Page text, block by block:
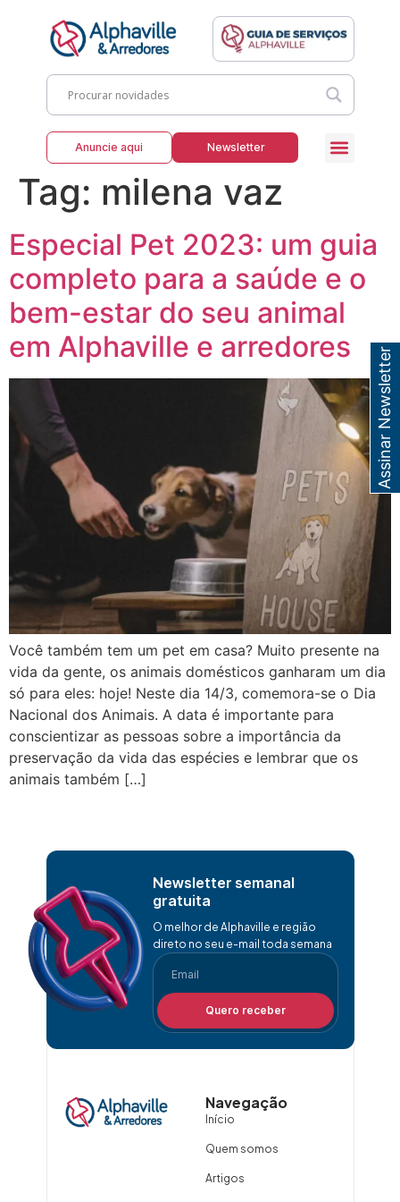
Anuncie aqui Newsletter
Tag: milena vaz
Especial Pet 2023: um guia
completo para a saúde e o
bem-estar do seu animal
em Alphaville e arredores
Você também tem um pet em casa? Muito presente na
vida da gente, os animais domésticos ganharam um dia
só para eles: hoje! Neste dia 14/3, comemora-se o Dia
Nacional dos Animais. A data é importante para
conscientizar as pessoas sobre a importância da
preservação da vida das espécies e lembrar que os
animais também […]
Newsletter semanal
gratuita
O melhor de Alphaville e região
direto no seu e-mail toda semana
Quero receber
Navegação
Início
Quem somos
Artigos
Assinar Newsletter